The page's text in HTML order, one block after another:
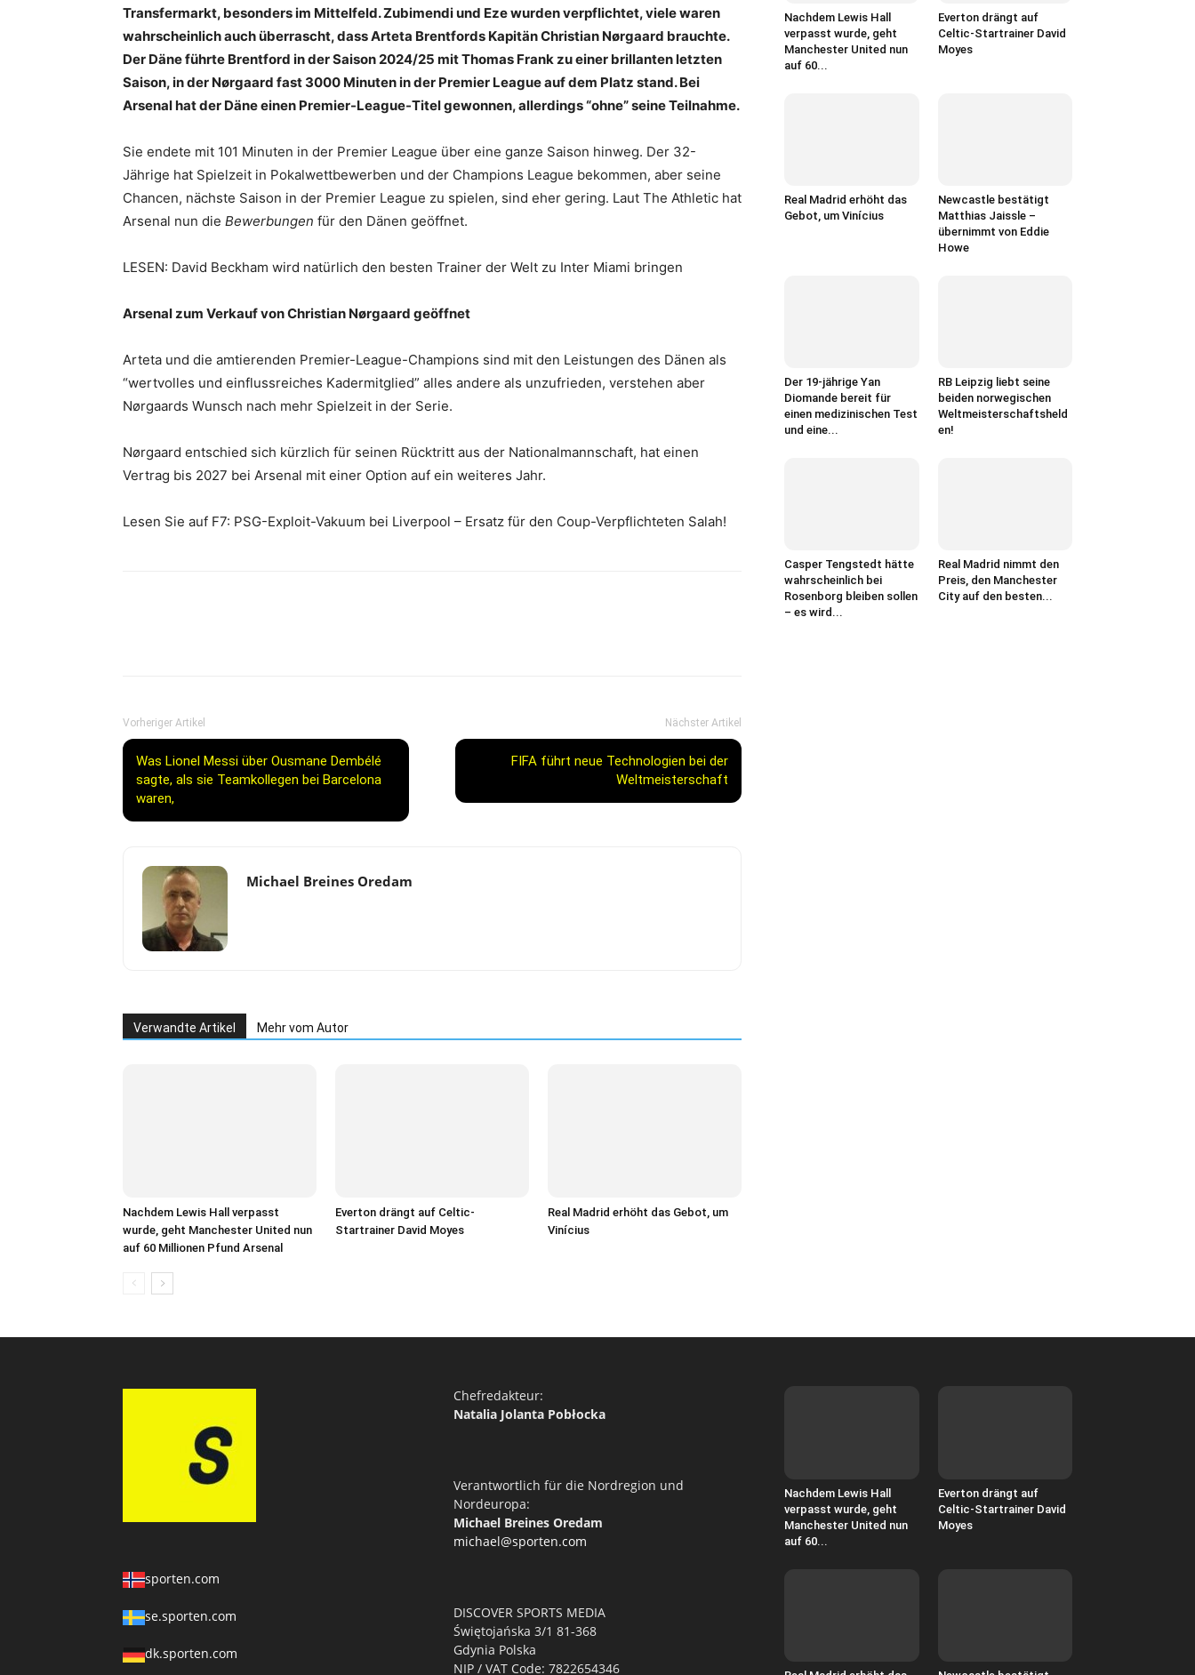
Transfermarkt, besonders im Mittelfeld. Zubimendi und Eze wurden verpflichtet, viele waren
wahrscheinlich auch überrascht, dass Arteta Brentfords Kapitän Christian Nørgaard brauchte.
Der Däne führte Brentford in der Saison 2024/25 mit Thomas Frank zu einer brillanten letzten
Saison, in der Nørgaard fast 3000 Minuten in der Premier League auf dem Platz stand. Bei
Arsenal hat der Däne einen Premier-League-Titel gewonnen, allerdings “ohne” seine Teilnahme.
Sie endete mit 101 Minuten in der Premier League über eine ganze Saison hinweg. Der 32-
Jährige hat Spielzeit in Pokalwettbewerben und der Champions League bekommen, aber seine
Chancen, nächste Saison in der Premier League zu spielen, sind eher gering. Laut The Athletic hat
Arsenal nun die Bewerbungen für den Dänen geöffnet.
LESEN: David Beckham wird natürlich den besten Trainer der Welt zu Inter Miami bringen
Arsenal zum Verkauf von Christian Nørgaard geöffnet
Arteta und die amtierenden Premier-League-Champions sind mit den Leistungen des Dänen als
“wertvolles und einflussreiches Kadermitglied” alles andere als unzufrieden, verstehen aber
Nørgaards Wunsch nach mehr Spielzeit in der Serie.
Nørgaard entschied sich kürzlich für seinen Rücktritt aus der Nationalmannschaft, hat einen
Vertrag bis 2027 bei Arsenal mit einer Option auf ein weiteres Jahr.
Lesen Sie auf F7: PSG-Exploit-Vakuum bei Liverpool – Ersatz für den Coup-Verpflichteten Salah!
Vorheriger Artikel
Was Lionel Messi über Ousmane Dembélé
sagte, als sie Teamkollegen bei Barcelona
waren,
Nächster Artikel
FIFA führt neue Technologien bei der
Weltmeisterschaft
Michael Breines Oredam
Verwandte Artikel Mehr vom Autor
Nachdem Lewis Hall verpasst
wurde, geht Manchester United nun
auf 60 Millionen Pfund Arsenal
Everton drängt auf Celtic-
Startrainer David Moyes
Real Madrid erhöht das Gebot, um
Vinícius
Nachdem Lewis Hall
verpasst wurde, geht
Manchester United nun
auf 60...
Everton drängt auf
Celtic-Startrainer David
Moyes
Real Madrid erhöht das
Gebot, um Vinícius
Newcastle bestätigt
Matthias Jaissle –
übernimmt von Eddie
Howe
Der 19-jährige Yan
Diomande bereit für
einen medizinischen Test
und eine...
RB Leipzig liebt seine
beiden norwegischen
Weltmeisterschaftsheld
en!
Casper Tengstedt hätte
wahrscheinlich bei
Rosenborg bleiben sollen
– es wird...
Real Madrid nimmt den
Preis, den Manchester
City auf den besten...
sporten.com
se.sporten.com
dk.sporten.com
Chefredakteur:
Natalia Jolanta Pobłocka
Verantwortlich für die Nordregion und
Nordeuropa:
Michael Breines Oredam
michael@sporten.com
DISCOVER SPORTS MEDIA
Świętojańska 3/1 81-368
Gdynia Polska
NIP / VAT Code: 7822654346
Nachdem Lewis Hall
verpasst wurde, geht
Manchester United nun
auf 60...
Everton drängt auf
Celtic-Startrainer David
Moyes